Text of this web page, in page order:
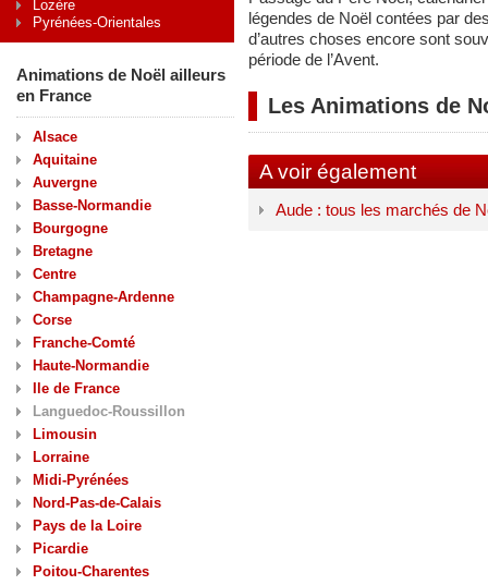
Lozère
Pyrénées-Orientales
Animations de Noël ailleurs
en France
Alsace
Aquitaine
Auvergne
Basse-Normandie
Bourgogne
Bretagne
Centre
Champagne-Ardenne
Corse
Franche-Comté
Haute-Normandie
Ile de France
Languedoc-Roussillon
Limousin
Lorraine
Midi-Pyrénées
Nord-Pas-de-Calais
Pays de la Loire
Picardie
Poitou-Charentes
légendes de Noël contées par
d’autres choses encore sont
période de l’Avent.
Les Animations de
A voir également
Aude : tous les marchés de